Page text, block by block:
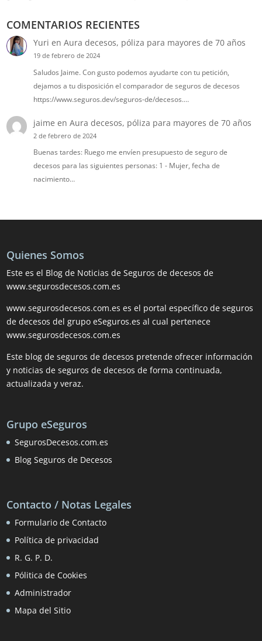
COMENTARIOS RECIENTES
Yuri en Aura decesos, póliza para mayores de 70 años
19 de febrero de 2024
Saludos Jaime. Con gusto podemos ayudarte con tu petición,
dejamos a tu disposición el comparador de seguros de decesos
https://www.seguros.dev/seguros-de/decesos.…
jaime en Aura decesos, póliza para mayores de 70 años
2 de febrero de 2024
Buenas tardes: Ruego me envíen presupuesto de seguro de
decesos para las siguientes personas: 1 - Mujer, fecha de
nacimiento…
Quienes Somos
Este es el Blog de Noticias de Seguros de decesos de
www.segurosdecesos.com.es
www.segurosdecesos.com.es es el portal específico de seguros
de decesos del grupo eSeguros.es al cual pertenece
www.segurosdecesos.com.es
Este blog de seguros de decesos pretende ofrecer información
y noticias de seguros de decesos de forma continuada,
actualizada y veraz.
Grupo eSeguros
SegurosDecesos.com.es
Blog Seguros de Decesos
Contacto / Notas Legales
Formulario de Contacto
Política de privacidad
R. G. P. D.
Pólitica de Cookies
Administrador
Mapa del Sitio